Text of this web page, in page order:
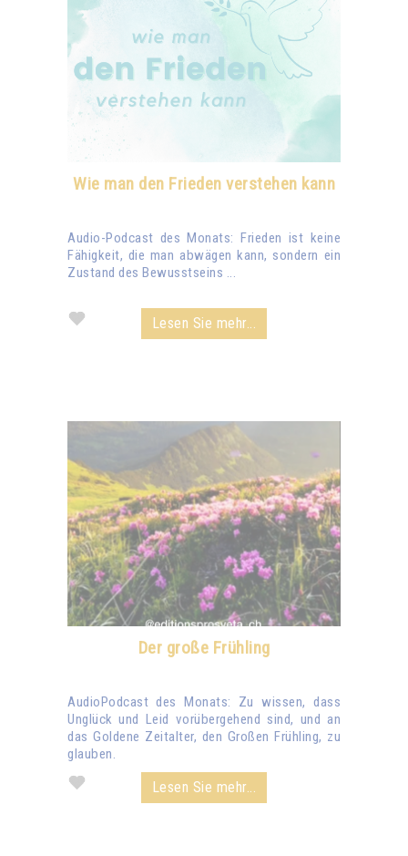
Wie man den Frieden verstehen kann
Audio-Podcast des Monats: Frieden ist keine
Fähigkeit, die man abwägen kann, sondern ein
Zustand des Bewusstseins ...
Lesen Sie mehr...
Der große Frühling
AudioPodcast des Monats: Zu wissen, dass
Unglück und Leid vorübergehend sind, und an
das Goldene Zeitalter, den Großen Frühling, zu
glauben.
Lesen Sie mehr...